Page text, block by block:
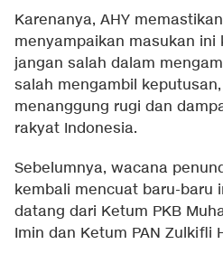
Karenanya, AHY
menyampaikan masukan
jangan salah dalam
salah mengambil
menanggung rugi dan
rakyat Indonesia.
Sebelumnya, wacana
kembali mencuat baru-baru
datang dari Ketum PKB
Imin dan Ketum PAN Zulkifli